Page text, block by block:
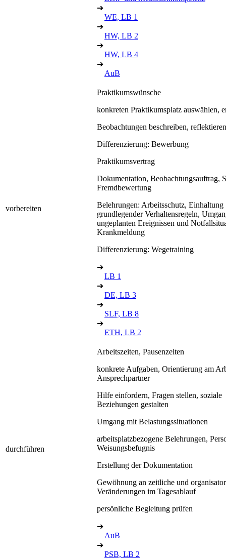
➔
WE, LB 1
➔
HW, LB 2
➔
HW, LB 4
➔
AuB
vorbereiten
Praktikumswünsche
konkreten Praktikumsplatz auswählen,
Beobachtungen beschreiben, reflektieren
Differenzierung: Bewerbung
Praktikumsvertrag
Dokumentation, Beobachtungsauftrag,
Fremdbewertung
Belehrungen: Arbeitsschutz, Einhaltung
grundlegender Verhaltensregeln,
ungeplanten Ereignissen und
Krankmeldung
Differenzierung: Wegetraining
➔
LB 1
➔
DE, LB 3
➔
SLF, LB 8
➔
ETH, LB 2
durchführen
Arbeitszeiten, Pausenzeiten
konkrete Aufgaben, Orientierung am
Ansprechpartner
Hilfe einfordern, Fragen stellen, soziale
Beziehungen gestalten
Umgang mit Belastungssituationen
arbeitsplatzbezogene Belehrungen,
Weisungsbefugnis
Erstellung der Dokumentation
Gewöhnung an zeitliche und
Veränderungen im Tagesablauf
persönliche Begleitung prüfen
➔
AuB
➔
PSB, LB 2